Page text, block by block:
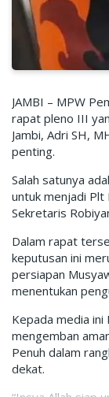
JAMBI – MPW
rapat pleno III
Jambi, Adri SH,
penting.
Salah satunya
untuk menjadi Plt
Sekretaris
Dalam rapat
keputusan ini
persiapan
menentukan
Kepada media ini
mengemban
Penuh dalam
dekat.